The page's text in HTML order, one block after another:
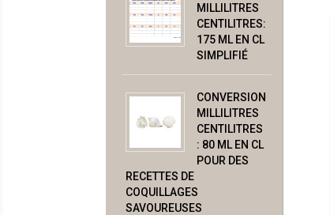
MILLILITRES
CENTILITRES:
175 ML EN CL
SIMPLIFIÉ
CONVERSION
MILLILITRES
CENTILITRES
: 80 ML EN CL
POUR DES
RECETTES DE
COQUILLAGES
SAVOUREUSES